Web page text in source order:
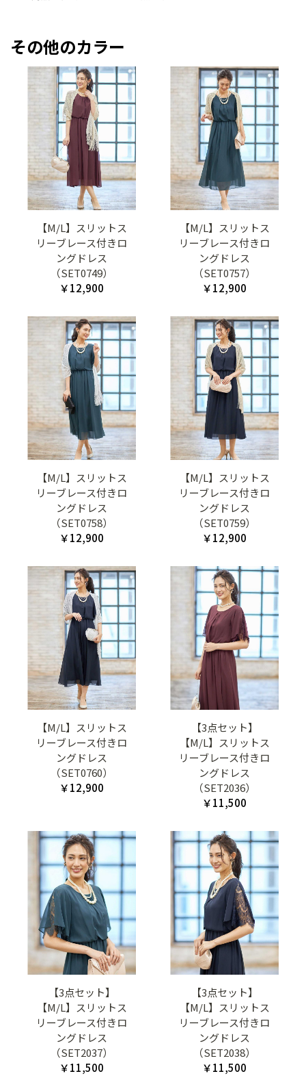
その他のカラー
【M/L】スリットス
リーブレース付きロ
ングドレス
（SET0749）
￥12,900
【M/L】スリットス
リーブレース付きロ
ングドレス
（SET0757）
￥12,900
【M/L】スリットス
リーブレース付きロ
ングドレス
（SET0758）
￥12,900
【M/L】スリットス
リーブレース付きロ
ングドレス
（SET0759）
￥12,900
【M/L】スリットス
リーブレース付きロ
ングドレス
（SET0760）
￥12,900
【3点セット】
【M/L】スリットス
リーブレース付きロ
ングドレス
（SET2036）
￥11,500
【3点セット】
【M/L】スリットス
リーブレース付きロ
ングドレス
（SET2037）
￥11,500
【3点セット】
【M/L】スリットス
リーブレース付きロ
ングドレス
（SET2038）
￥11,500